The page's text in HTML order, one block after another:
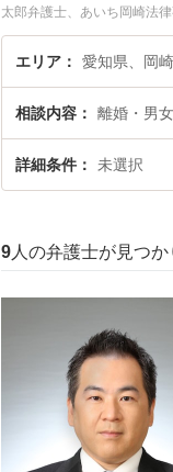
太郎弁護士、あいち岡崎法
ルを今すぐに弁護士に相談
相談予約したい』などでお
エリア 愛知県、岡
相談内容 離婚・男
詳細条件 未選択
9 人の弁護士が見つか